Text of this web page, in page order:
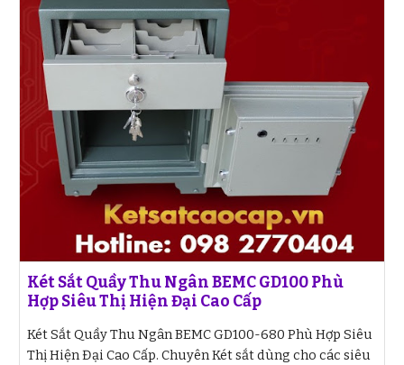
Két Sắt Quầy Thu Ngân BEMC GD100 Phù
Hợp Siêu Thị Hiện Đại Cao Cấp
Két Sắt Quầy Thu Ngân BEMC GD100-680 Phù Hợp Siêu
Thị Hiện Đại Cao Cấp. Chuyên Két sắt dùng cho các siêu